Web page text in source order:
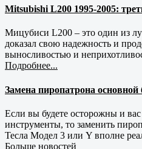
Mitsubishi L200 1995-2005:
Мицубиси L200 – это один из
доказал свою надежность и
выносливостью и
Подробнее...
Замена пиропатрона основной
Если вы будете осторожны и
инструменты, то заменить
Тесла Модел 3 или Y вполне
Больше новостей